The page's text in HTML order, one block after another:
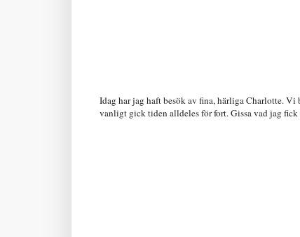
Idag har jag haft besök av fina, härliga Charlotte.
vanligt gick tiden alldeles för fort. Gissa vad jag